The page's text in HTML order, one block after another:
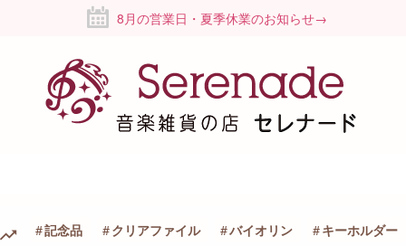
8月の営業日・夏季休業のお知らせ→
記念品 クリアファイル バイオリン キーホルダー